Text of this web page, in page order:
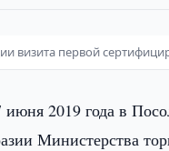
визита первой
июня 2019 года в
Министерства